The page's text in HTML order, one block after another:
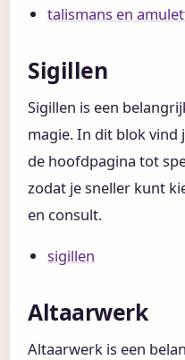
talismans en
Sigillen
Sigillen is een
magie. In dit blok vind
de hoofdpagina tot
zodat je sneller kunt
en consult.
sigillen
Altaarwerk
Altaarwerk is een